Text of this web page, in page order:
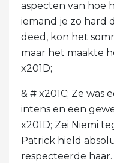
aspecten van hoe
iemand je zo hard
deed, kon het
maar het maakte
x201D;
& # x201C; Ze
intens en een
x201D; Zei Niemi
Patrick hield
respecteerde haar.